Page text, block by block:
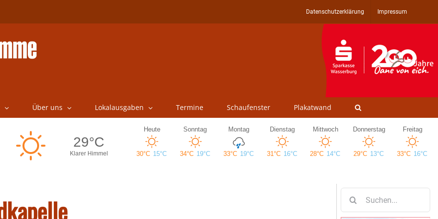
Datenschutzerklärung Impressum
Über uns Lokalausgaben Termine Schaufenster Plakatwand
nach: